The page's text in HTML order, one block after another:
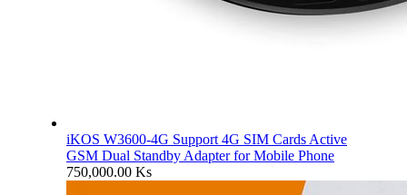
iKOS W3600-4G Support 4G SIM Cards Active
GSM Dual Standby Adapter for Mobile Phone
750,000.00 Ks